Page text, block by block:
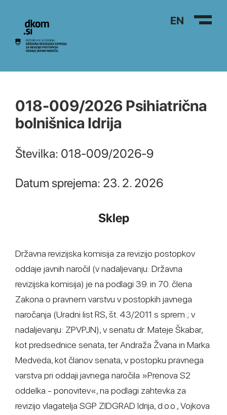
Na vsebino EN
018-009/2026 Psihiatrična
bolnišnica Idrija
Številka: 018-009/2026-9
Datum sprejema: 23. 2. 2026
Sklep
Državna revizijska komisija za revizijo postopkov
oddaje javnih naročil (v nadaljevanju: Državna
revizijska komisija) je na podlagi 39. in 70. člena
Zakona o pravnem varstvu v postopkih javnega
naročanja (Uradni list RS, št. 43/2011 s sprem.; v
nadaljevanju: ZPVPJN), v senatu dr. Mateje Škabar,
kot predsednice senata, ter Andraža Žvana in Marka
Medveda, kot članov senata, v postopku pravnega
varstva pri oddaji javnega naročila »Prenova S2
oddelka - ponovitev«, na podlagi zahtevka za
revizijo vlagatelja SGP ZIDGRAD Idrija, d.o.o., Vojkova